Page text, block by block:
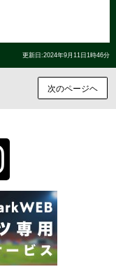
更新日:2024年9月11日1時46分
次のページヘ